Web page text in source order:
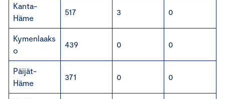
Kanta-
Häme
517 3 0
Kymenlaaks
o
439 0 0
Päijät-
Häme
371 0 0